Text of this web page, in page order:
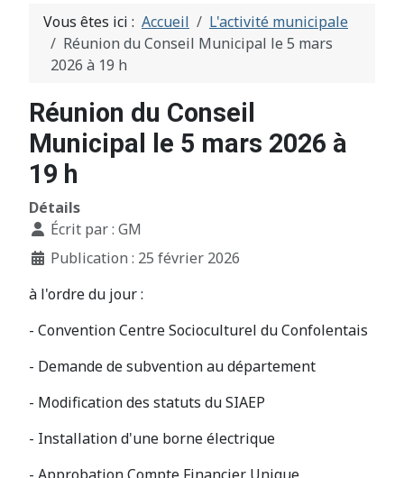
Vous êtes ici : Accueil
L'activité municipale
Réunion du Conseil Municipal le 5 mars
2026 à 19 h
Réunion du Conseil
Municipal le 5 mars 2026 à
19 h
Détails
Écrit par : GM
Publication : 25 février 2026
à l'ordre du jour :
- Convention Centre Socioculturel du Confolentais
- Demande de subvention au département
- Modification des statuts du SIAEP
- Installation d'une borne électrique